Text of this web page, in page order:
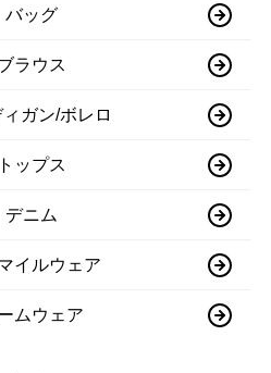
バッグ
ラウス
ガン/ボレロ
トップス
デニム
イルウェア
ムウェア